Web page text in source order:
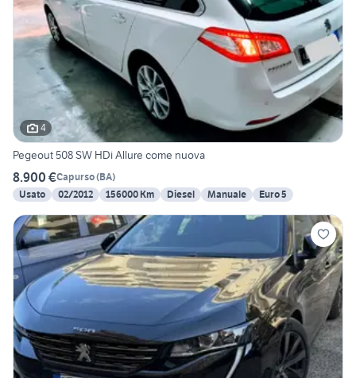
4
Pegeout 508 SW HDi Allure come nuova
8.900 €Capurso(BA)
Usato
02/2012 156000 Km Diesel Manuale Euro 5